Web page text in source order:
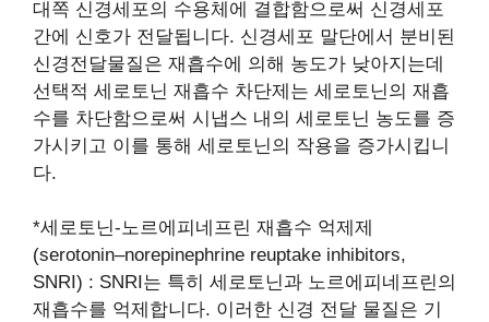
대쪽 신경세포의 수용체에 결합함으로써 신경세포
간에 신호가 전달됩니다. 신경세포 말단에서 분비된
신경전달물질은 재흡수에 의해 농도가 낮아지는데
선택적 세로토닌 재흡수 차단제는 세로토닌의 재흡
수를 차단함으로써 시냅스 내의 세로토닌 농도를 증
가시키고 이를 통해 세로토닌의 작용을 증가시킵니
다.
*세로토닌-노르에피네프린 재흡수 억제제
(serotonin–norepinephrine reuptake inhibitors,
SNRI) : SNRI는 특히 세로토닌과 노르에피네프린의
재흡수를 억제합니다. 이러한 신경 전달 물질은 기